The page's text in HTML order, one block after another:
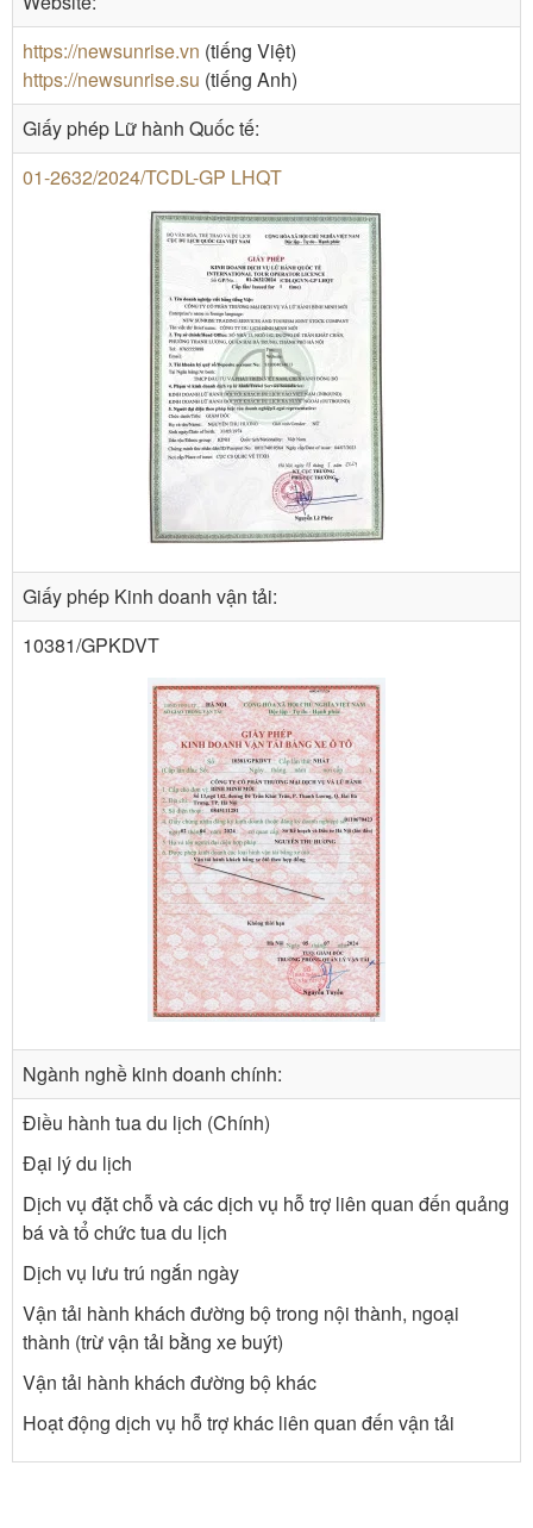
https://newsunrise.vn (tiếng Việt)
https://newsunrise.su (tiếng Anh)
Giấy phép Lữ hành Quốc tế:
01-2632/2024/TCDL-GP LHQT
Giấy phép Kinh doanh vận tải:
10381/GPKDVT
Ngành nghề kinh doanh chính:
Điều hành tua du lịch (Chính)
Đại lý du lịch
Dịch vụ đặt chỗ và các dịch vụ hỗ trợ liên quan đến quảng
bá và tổ chức tua du lịch
Dịch vụ lưu trú ngắn ngày
Vận tải hành khách đường bộ trong nội thành, ngoại
thành (trừ vận tải bằng xe buýt)
Vận tải hành khách đường bộ khác
Hoạt động dịch vụ hỗ trợ khác liên quan đến vận tải